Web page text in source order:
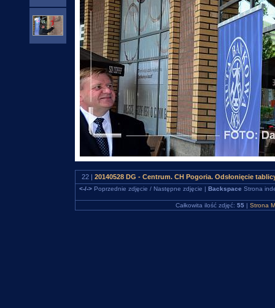
22 | 20140528 DG - Centrum. CH Pogoria. Odsłonięcie
<-/->Poprzednie zdjęcie / Następne zdjęcie | Backspace Strona
Całkowita ilość zdjęć: 55 | Strona